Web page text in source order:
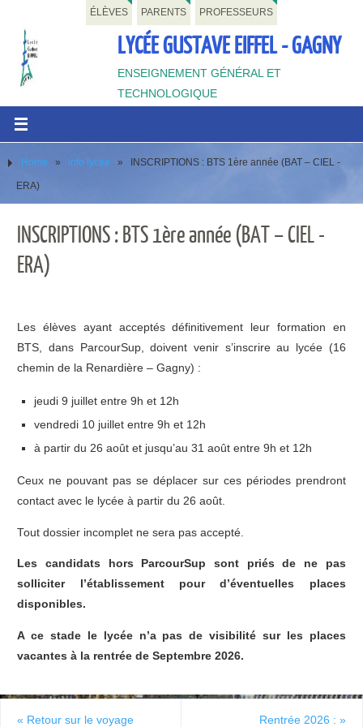
ÉLÈVES PARENTS PROFESSEURS
LYCÉE GUSTAVE EIFFEL - GAGNY
ENSEIGNEMENT GÉNÉRAL ET
TECHNOLOGIQUE
Home » info lycée » INSCRIPTIONS : BTS 1ère année (BAT – CIEL -
ERA)
INSCRIPTIONS : BTS 1ère année (BAT – CIEL -
ERA)
Les élèves ayant acceptés définitivement leur formation en
BTS, dans ParcourSup, doivent venir s’inscrire au lycée (16
chemin de la Renardière – Gagny) :
jeudi 9 juillet entre 9h et 12h
vendredi 10 juillet entre 9h et 12h
à partir du 26 août et jusqu’au 31 août entre 9h et 12h
Ceux ne pouvant pas se déplacer sur ces périodes prendront
contact avec le lycée à partir du 26 août.
Tout dossier incomplet ne sera pas accepté.
Les candidats hors ParcourSup sont priés de ne pas
solliciter l’établissement pour d’éventuelles places
disponibles.
A ce stade le lycée n’a pas de visibilité sur les places
vacantes à la rentrée de Septembre 2026.
« Retour sur le voyage Rentrée 2026 : »